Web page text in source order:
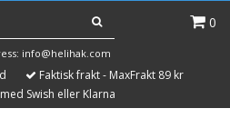
0
info@helihak.com
Faktisk frakt - MaxFrakt 89 kr
Swish eller Klarna